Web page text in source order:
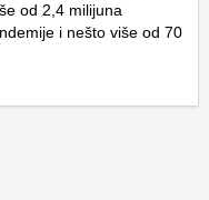
od 2,4 milijuna
i nešto više od 70